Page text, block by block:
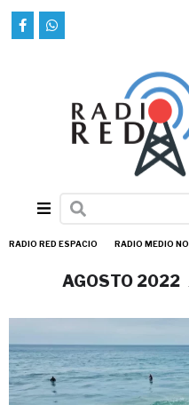
RADIO RED ESPACIO RADIO MEDIO
AGOSTO 2022